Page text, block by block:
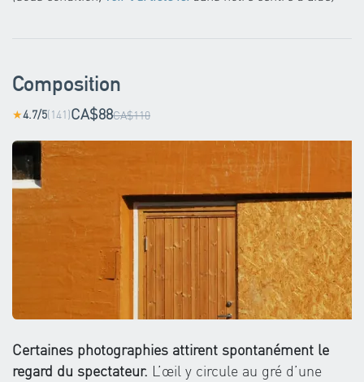
Composition
★4.7/5(141)CA$88CA$110
Certaines photographies attirent spontanément le
regard du spectateur. L’œil y circule au gré d’une